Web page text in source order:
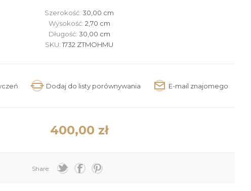
Szerokość:30,00 cm
Wysokość: 2,70 cm
Długość: 30,00 cm
SKU: 1732 ZTMOHMU
400,00 zł
Share: